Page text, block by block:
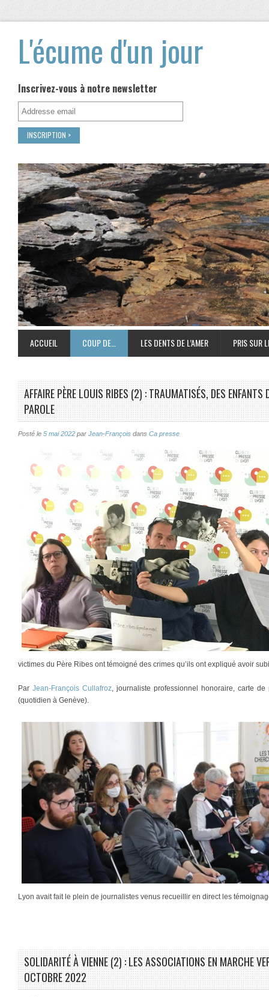
L'écume d'un jour
Inscrivez-vous à notre newsletter
ACCUEIL COUP DE… LES DENTS DE L’AMER PRIS SUR
AFFAIRE PÈRE LOUIS RIBES (2) : TRAUMATISÉS, DES ENFANTS
PAROLE
Posté le 5 mai 2022 par Jean-François dans Ca presse
victimes du Père Ribes ont témoigné des crimes qu’ils ont expliqué avoir
Par Jean-François Cullafroz, journaliste professionnel honoraire, carte
(quotidien à Genève).
Lyon avait fait le plein de journalistes venus recueillir en direct les
SOLIDARITÉ À VIENNE (2) : LES ASSOCIATIONS EN MARCHE
OCTOBRE 2022